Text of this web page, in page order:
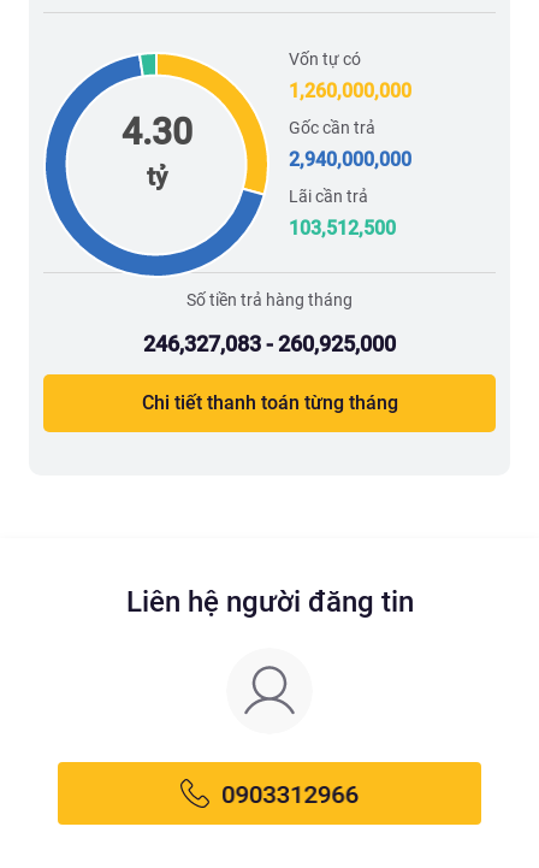
4.30
tỷ
Vốn tự có
1,260,000,000
Gốc cần trả
2,940,000,000
Lãi cần trả
103,512,500
Số tiền trả hàng tháng
246,327,083 - 260,925,000
Chi tiết thanh toán từng tháng
Liên hệ người đăng tin